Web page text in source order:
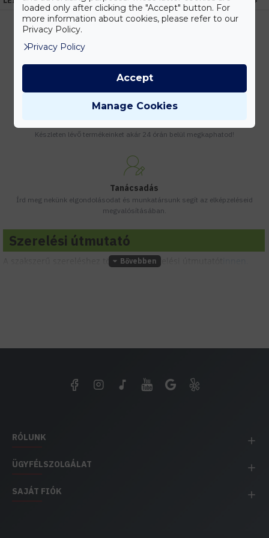
Vásárolj nagyobb mennyiségben és megadjuk a legjobb gyártói árakat.
Készleten lévő termékeinket akár 24 órán belül megkaphatod!
Tanácsadás
Írd meg nekünk elgondolásodat és munkatársunk segít az elképzeléseid
megvalósításában.
Szerelési útmutató
A szakszerű szereléshez töltsd le a szerelési útmutatót
RÓLUNK
ÜGYFÉLSZOLGÁLAT
SAJÁT FIÓK
loaded only after clicking the "Accept" button. For
more information about cookies, please refer to our
Privacy Policy.
Privacy Policy
Manage Cookies
Accept